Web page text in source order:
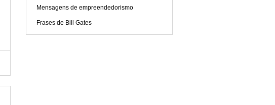
Mensagens de empreendedorismo
Frases de Bill Gates